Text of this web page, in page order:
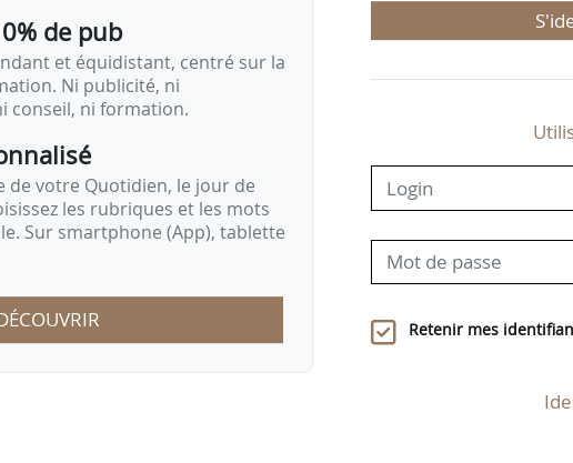
de pub
et équidistant, centré sur la
Ni publicité, ni
conseil, ni formation.
de votre Quotidien, le jour de
les rubriques et les mots
Sur smartphone (App), tablette
Retenir mes